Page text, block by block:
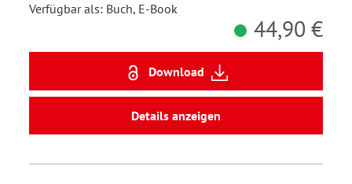
Verfügbar als: Buch, E-Book
44,90 €
Download
Details anzeigen